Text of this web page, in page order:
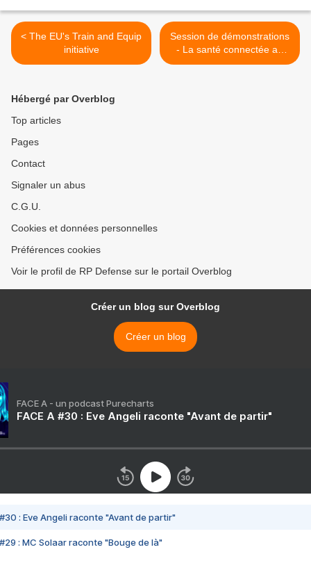
< The EU's Train and Equip
initiative
Session de démonstrations
- La santé connectée au
service des armées >
Hébergé par Overblog
Top articles
Pages
Contact
Signaler un abus
C.G.U.
Cookies et données personnelles
Préférences cookies
Voir le profil de RP Defense sur le portail Overblog
Créer un blog sur Overblog
Créer un blog
FACE A - un podcast Purecharts
FACE A #30 : Eve Angeli raconte "Avant de partir"
#30 : Eve Angeli raconte "Avant de partir"
#29 : MC Solaar raconte "Bouge de là"